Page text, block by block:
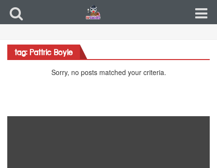
tag: Pattric Boyle
Sorry, no posts matched your criteria.